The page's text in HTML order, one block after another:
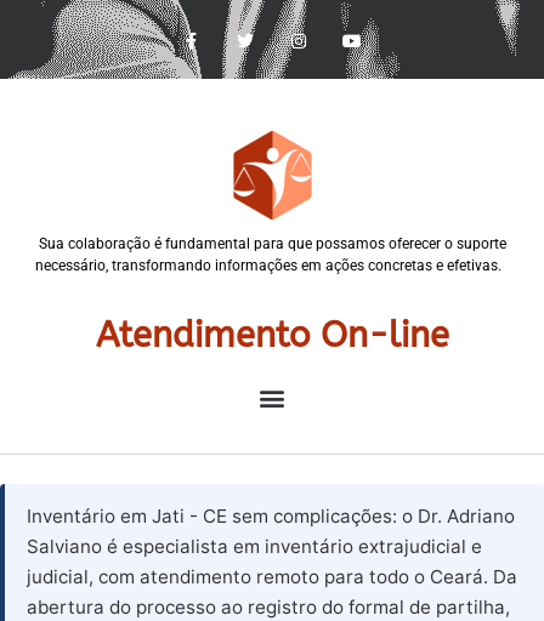
Sua colaboração é fundamental para que possamos oferecer o suporte
necessário, transformando informações em ações concretas e efetivas.
Atendimento On-line
Inventário em Jati - CE sem complicações: o Dr. Adriano
Salviano é especialista em inventário extrajudicial e
judicial, com atendimento remoto para todo o Ceará. Da
abertura do processo ao registro do formal de partilha,